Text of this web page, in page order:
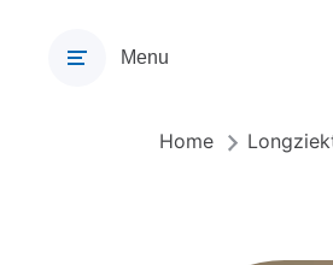
Menu
Kruimelpad
Home